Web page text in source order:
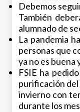
Debemos
También
alumnado de
La pandemia
personas que
ya no es
FSIE ha
purificación del
invierno con
durante los